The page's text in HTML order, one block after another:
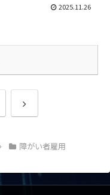
2025.11.26
次
障がい者雇用